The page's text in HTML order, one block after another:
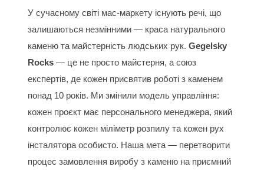
У сучасному світі мас-маркету існують речі, що
залишаються незмінними — краса натурального
каменю та майстерність людських рук. Gegelsky
Rocks— це не просто майстерня, а союз
експертів, де кожен присвятив роботі з каменем
понад 10 років. Ми змінили модель управління:
кожен проєкт має персонального менеджера, який
контролює кожен міліметр розпилу та кожен рух
інсталятора особисто. Наша мета — перетворити
процес замовлення виробу з каменю на приємний